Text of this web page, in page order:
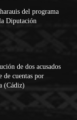
del programa
la Diputación
de dos acusados
de cuentas por
(Cádiz)